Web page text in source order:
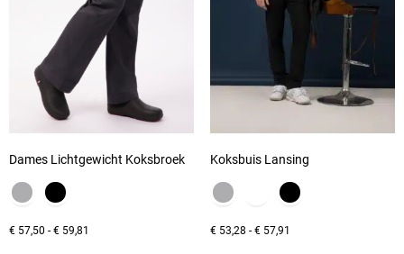
Dames Lichtgewicht Koksbroek
€ 57,50 - € 59,81
Koksbuis Lansing
€53,28 - €57,91